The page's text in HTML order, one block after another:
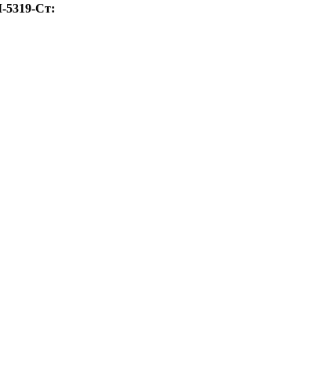
Ст: